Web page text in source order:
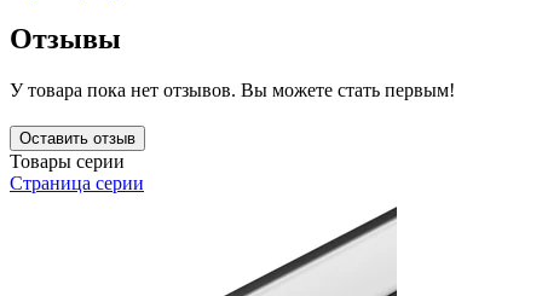
Отзывы
У товара пока нет отзывов. Вы можете стать первым!
Оставить отзыв
Товары серии
Страница серии